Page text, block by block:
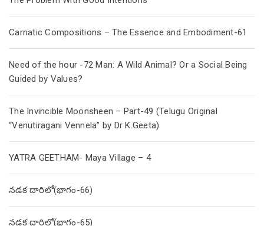
Carnatic Compositions – The Essence and Embodiment-61
Need of the hour -72 Man: A Wild Animal? Or a Social Being
Guided by Values?
The Invincible Moonsheen – Part-49 (Telugu Original
“Venutiragani Vennela” by Dr K.Geeta)
YATRA GEETHAM- Maya Village – 4
నడక దారిలో(భాగం-66)
నడక దారిలో(భాగం-65)